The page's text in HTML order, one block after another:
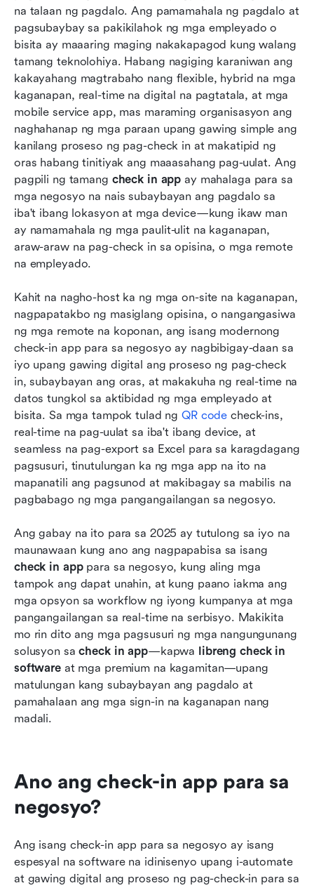
na talaan ng pagdalo. Ang pamamahala ng pagdalo at
pagsubaybay sa pakikilahok ng mga empleyado o
bisita ay maaaring maging nakakapagod kung walang
tamang teknolohiya. Habang nagiging karaniwan ang
kakayahang magtrabaho nang flexible, hybrid na mga
kaganapan, real-time na digital na pagtatala, at mga
mobile service app, mas maraming organisasyon ang
naghahanap ng mga paraan upang gawing simple ang
kanilang proseso ng pag-check in at makatipid ng
oras habang tinitiyak ang maaasahang pag-uulat. Ang
pagpili ng tamang check in app ay mahalaga para sa
mga negosyo na nais subaybayan ang pagdalo sa
iba't ibang lokasyon at mga device—kung ikaw man
ay namamahala ng mga paulit-ulit na kaganapan,
araw-araw na pag-check in sa opisina, o mga remote
na empleyado.
Kahit na nagho-host ka ng mga on-site na kaganapan,
nagpapatakbo ng masiglang opisina, o nangangasiwa
ng mga remote na koponan, ang isang modernong
check-in app para sa negosyo ay nagbibigay-daan sa
iyo upang gawing digital ang proseso ng pag-check
in, subaybayan ang oras, at makakuha ng real-time na
datos tungkol sa aktibidad ng mga empleyado at
bisita. Sa mga tampok tulad ng QR code check-ins,
real-time na pag-uulat sa iba't ibang device, at
seamless na pag-export sa Excel para sa karagdagang
pagsusuri, tinutulungan ka ng mga app na ito na
mapanatili ang pagsunod at makibagay sa mabilis na
pagbabago ng mga pangangailangan sa negosyo.
Ang gabay na ito para sa 2025 ay tutulong sa iyo na
check in app para sa negosyo, kung aling mga
tampok ang dapat unahin, at kung paano iakma ang
mga opsyon sa workflow ng iyong kumpanya at mga
pangangailangan sa real-time na serbisyo. Makikita
mo rin dito ang mga pagsusuri ng mga nangungunang
solusyon sa check in app—kapwa libreng check in
software at mga premium na kagamitan—upang
matulungan kang subaybayan ang pagdalo at
pamahalaan ang mga sign-in na kaganapan nang
madali.
Ano ang check-in app para sa
negosyo?
Ang isang check-in app para sa negosyo ay isang
espesyal na software na idinisenyo upang i-automate
at gawing digital ang proseso ng pag-check-in para sa
Konklusyon
May kaugnayang pagbasa